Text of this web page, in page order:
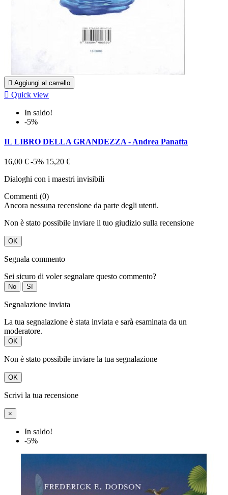
 Aggiungi al carrello
 Quick view
In saldo!
-5%
IL LIBRO DELLA GRANDEZZA - Andrea Panatta
16,00 € -5% 15,20 €
Dialoghi con i maestri invisibili
Commenti (0)
Ancora nessuna recensione da parte degli utenti.
Non è stato possibile inviare il tuo giudizio sulla recensione
OK
Segnala commento
Sei sicuro di voler segnalare questo commento?
No Sì
Segnalazione inviata
La tua segnalazione è stata inviata e sarà esaminata da un
moderatore.
OK
Non è stato possibile inviare la tua segnalazione
OK
Scrivi la tua recensione
×
In saldo!
-5%